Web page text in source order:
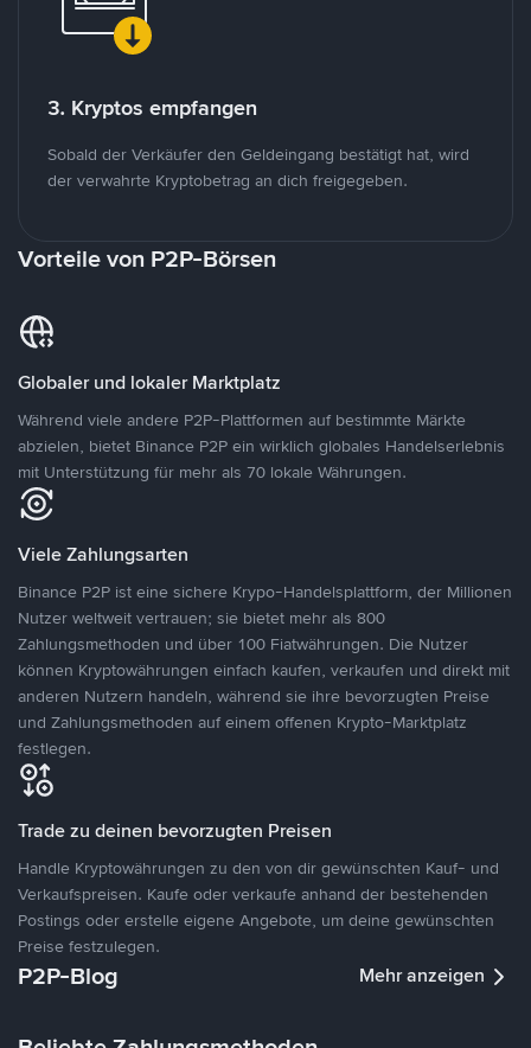
3. Kryptos empfangen
Sobald der Verkäufer den Geldeingang bestätigt hat, wird
der verwahrte Kryptobetrag an dich freigegeben.
Vorteile von P2P-Börsen
Globaler und lokaler Marktplatz
Während viele andere P2P-Plattformen auf bestimmte Märkte
abzielen, bietet Binance P2P ein wirklich globales Handelserlebnis
mit Unterstützung für mehr als 70 lokale Währungen.
Viele Zahlungsarten
Binance P2P ist eine sichere Krypo-Handelsplattform, der Millionen
Nutzer weltweit vertrauen; sie bietet mehr als 800
Zahlungsmethoden und über 100 Fiatwährungen. Die Nutzer
können Kryptowährungen einfach kaufen, verkaufen und direkt mit
anderen Nutzern handeln, während sie ihre bevorzugten Preise
und Zahlungsmethoden auf einem offenen Krypto-Marktplatz
festlegen.
Trade zu deinen bevorzugten Preisen
Handle Kryptowährungen zu den von dir gewünschten Kauf- und
Verkaufspreisen. Kaufe oder verkaufe anhand der bestehenden
Postings oder erstelle eigene Angebote, um deine gewünschten
Preise festzulegen.
P2P-Blog Mehr anzeigen